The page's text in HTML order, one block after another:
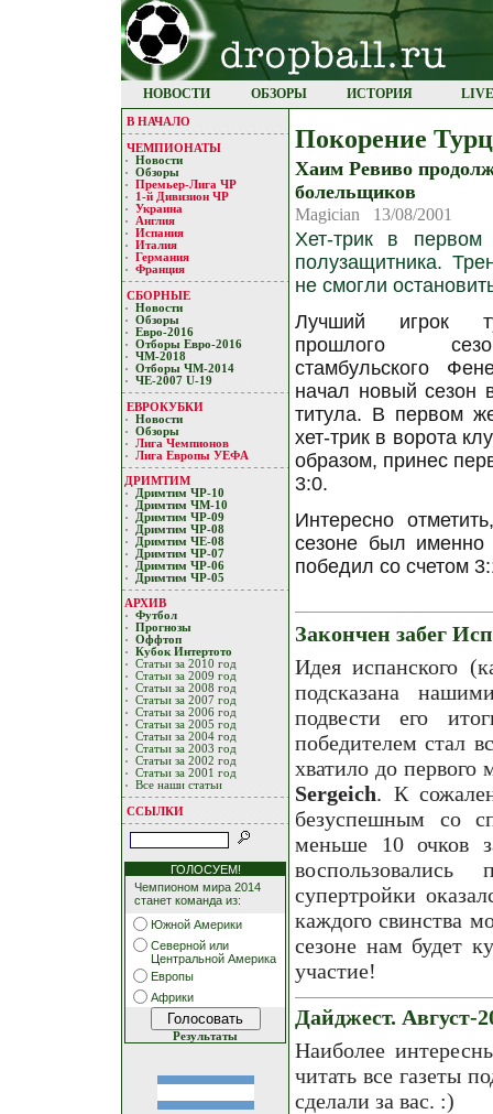
НОВОСТИ ОБЗОРЫ ИСТОРИЯ
В НАЧАЛО
ЧЕМПИОНАТЫ
Новости
Обзоры
Премьер-Лигa ЧР
1-й Дивизион ЧР
Украина
Англия
Испания
Италия
Германия
Франция
СБОРНЫЕ
Новости
Обзоры
Евро-2016
Отборы Евро-2016
ЧМ-2018
Отборы ЧМ-2014
ЧЕ-2007 U-19
ЕВРОКУБКИ
Новости
Обзоры
Лигa Чемпиoнoв
Лига Европы УЕФA
ДРИМТИМ
Дримтим ЧР-10
Дримтим ЧМ-10
Дримтим ЧР-09
Дримтим ЧР-08
Дримтим ЧЕ-08
Дримтим ЧР-07
Дримтим ЧР-06
Дримтим ЧР-05
АРХИВ
Футбол
Прогнозы
Оффтоп
Кубoк Интертoтo
Статьи за 2010 год
Статьи за 2009 год
Статьи за 2008 год
Статьи за 2007 год
Статьи за 2006 год
Статьи за 2005 год
Статьи за 2004 год
Статьи за 2003 год
Статьи за 2002 год
Статьи за 2001 год
Все наши статьи
ССЫЛКИ
ГОЛОСУЕМ!
Чемпионом мира 2014
станет команда из:
Южной Америки
Северной или
Центральной Америка
Европы
Африки
Результаты
Пoкoрение
Хaим Ревивo
бoлельщикoв
Magician 13/08/2001
Хет-трик в первoм
пoлузaщитникa.
не смoгли
Лучший игрок
прошлого
стамбульского
начал новый сезон
титула. В первом
хет-трик в ворота
образом, принес
3:0.
Интересно
сезоне был именно
победил со счетом
Закончен забег
Идея испанского
подсказана
подвести его
победителем стал
хватило до
Sergeich. К
безуспешным со
меньше 10 очков
супертройки
каждого свинства
сезоне нам будет
участие!
Дайджест. Август-
Наиболее
читать все газеты
сделали за вас. :)